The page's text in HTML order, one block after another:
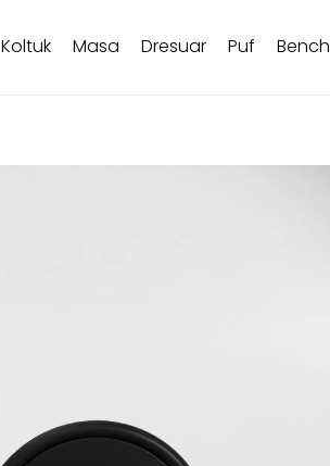
Koltuk Masa Dresuar Puf Bench